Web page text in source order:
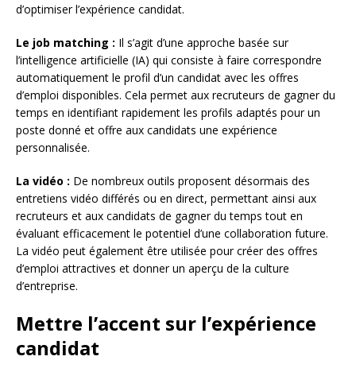
d’optimiser l’expérience candidat.
Le job matching : Il s’agit d’une approche basée sur
l’intelligence artificielle (IA) qui consiste à faire correspondre
automatiquement le profil d’un candidat avec les offres
d’emploi disponibles. Cela permet aux recruteurs de gagner du
temps en identifiant rapidement les profils adaptés pour un
poste donné et offre aux candidats une expérience
personnalisée.
La vidéo : De nombreux outils proposent désormais des
entretiens vidéo différés ou en direct, permettant ainsi aux
recruteurs et aux candidats de gagner du temps tout en
évaluant efficacement le potentiel d’une collaboration future.
La vidéo peut également être utilisée pour créer des offres
d’emploi attractives et donner un aperçu de la culture
d’entreprise.
Mettre l’accent sur l’expérience
candidat